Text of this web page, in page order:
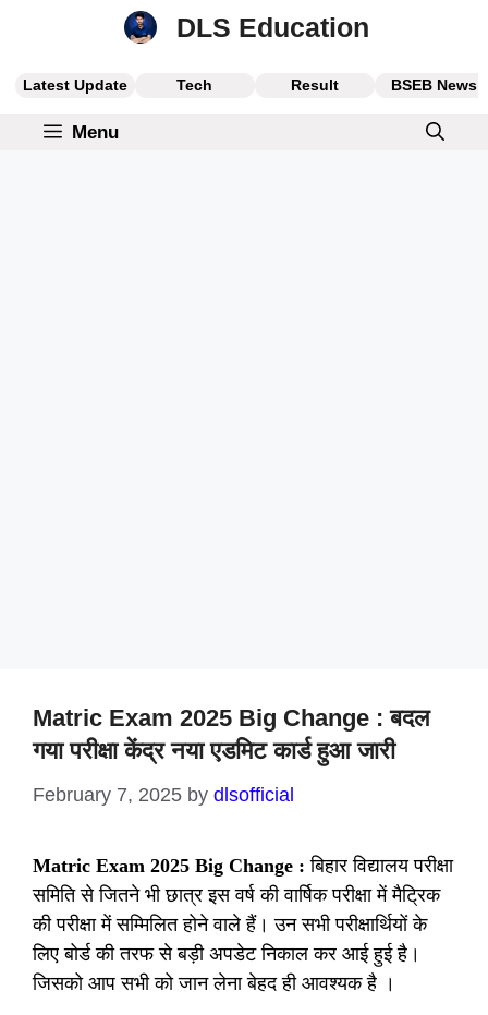
DLS Education
Latest Update Tech Result BSEB News
Menu
Matric Exam 2025 Big Change : बदल
गया परीक्षा केंद्र नया एडमिट कार्ड हुआ जारी
February 7, 2025 by dlsofficial
Matric Exam 2025 Big Change : बिहार विद्यालय परीक्षा
समिति से जितने भी छात्र इस वर्ष की वार्षिक परीक्षा में मैट्रिक
की परीक्षा में सम्मिलित होने वाले हैं। उन सभी परीक्षार्थियों के
लिए बोर्ड की तरफ से बड़ी अपडेट निकाल कर आई हुई है।
जिसको आप सभी को जान लेना बेहद ही आवश्यक है ।